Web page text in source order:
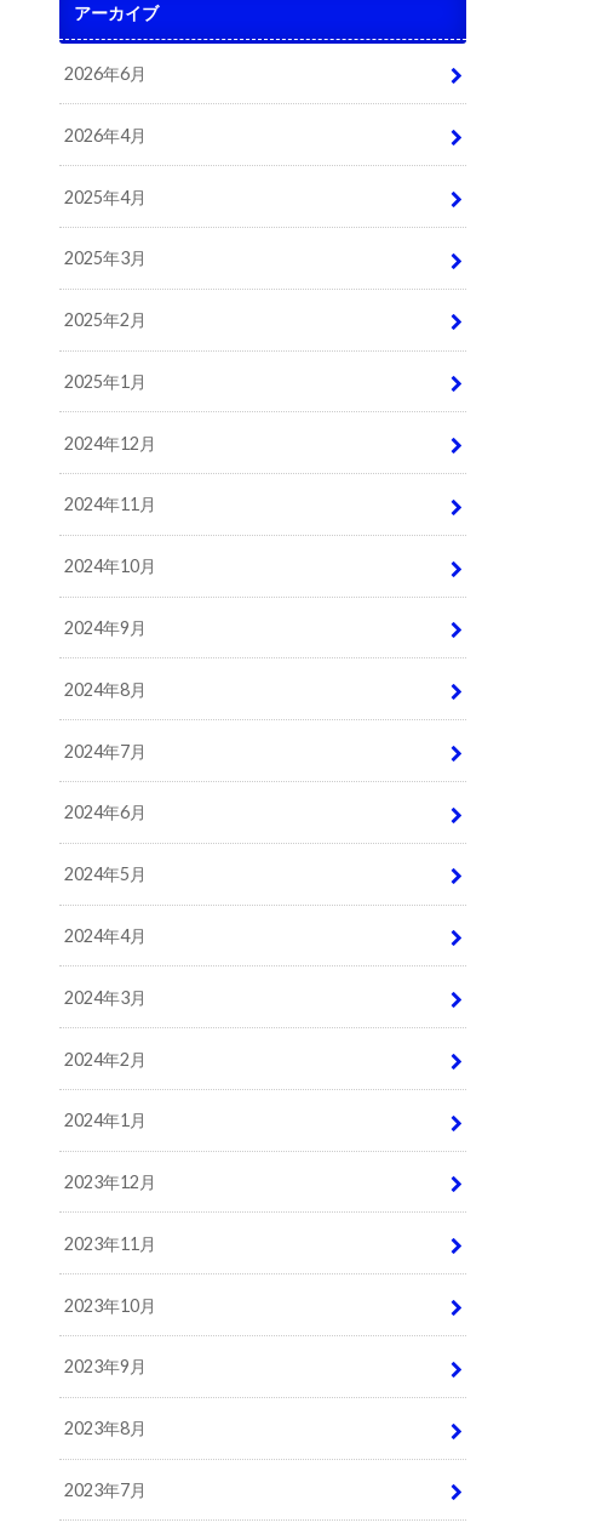
アーカイブ
2026年6月
2026年4月
2025年4月
2025年3月
2025年2月
2025年1月
2024年12月
2024年11月
2024年10月
2024年9月
2024年8月
2024年7月
2024年6月
2024年5月
2024年4月
2024年3月
2024年2月
2024年1月
2023年12月
2023年11月
2023年10月
2023年9月
2023年8月
2023年7月